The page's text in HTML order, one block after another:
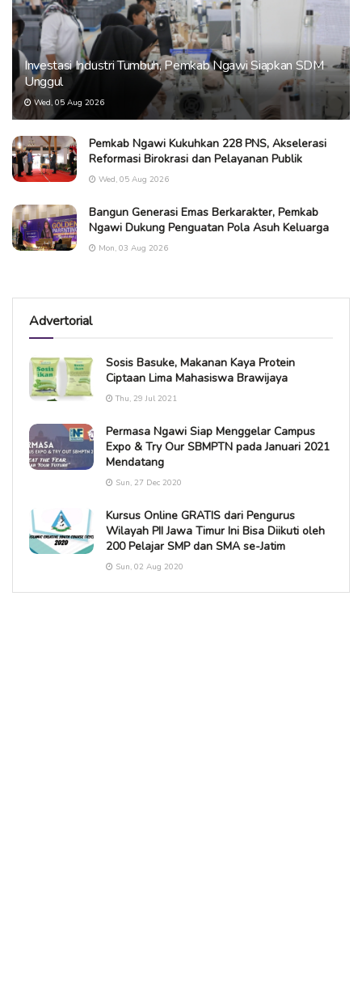
Investasi Industri Tumbuh, Pemkab Ngawi Siapkan SDM
Unggul
Wed, 05 Aug 2026
Pemkab Ngawi Kukuhkan 228 PNS, Akselerasi
Reformasi Birokrasi dan Pelayanan Publik
Wed, 05 Aug 2026
Bangun Generasi Emas Berkarakter, Pemkab
Ngawi Dukung Penguatan Pola Asuh Keluarga
Mon, 03 Aug 2026
Advertorial
Sosis Basuke, Makanan Kaya Protein
Ciptaan Lima Mahasiswa Brawijaya
Thu, 29 Jul 2021
Permasa Ngawi Siap Menggelar Campus
Expo & Try Our SBMPTN pada Januari 2021
Mendatang
Sun, 27 Dec 2020
Kursus Online GRATIS dari Pengurus
Wilayah PII Jawa Timur Ini Bisa Diikuti oleh
200 Pelajar SMP dan SMA se-Jatim
Sun, 02 Aug 2020